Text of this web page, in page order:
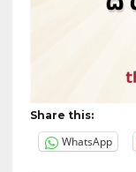
Share this:
WhatsApp